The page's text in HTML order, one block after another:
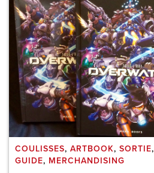
COULISSES, ARTBOOK, SORTIE,
GUIDE, MERCHANDISING